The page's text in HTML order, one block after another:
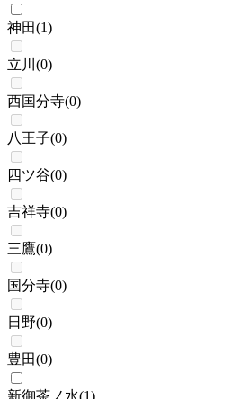
神田(1)
立川 (0)
西国分寺(0)
八王子(0)
四ツ谷(0)
吉祥寺(0)
三鷹(0)
国分寺(0)
日野(0)
豊田(0)